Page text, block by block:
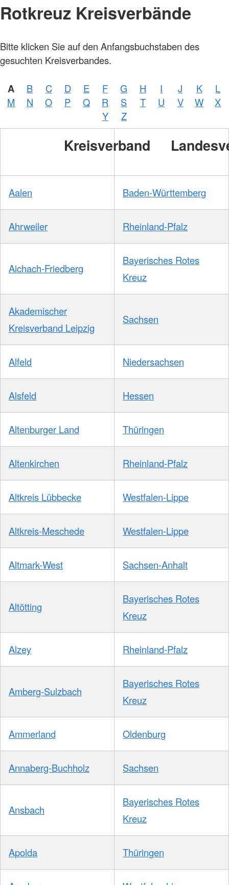
Rotkreuz Kreisverbände
Bitte klicken Sie auf den Anfangsbuchstaben des
gesuchten Kreisverbandes.
A B C D E F G H I J K
L
M
N O P Q R S T U V W
X
Y
Z
Kreisverband
Aalen Baden-Württemberg
Ahrweiler Rheinland-Pfalz
Aichach-Friedberg
Bayerisches Rotes
Kreuz
Akademischer
Kreisverband Leipzig
Sachsen
Alfeld Niedersachsen
Alsfeld Hessen
Altenburger Land Thüringen
Altenkirchen Rheinland-Pfalz
Altkreis Lübbecke Westfalen-Lippe
Altkreis-Meschede Westfalen-Lippe
Altmark-West Sachsen-Anhalt
Altötting
Bayerisches Rotes
Kreuz
Alzey Rheinland-Pfalz
Amberg-Sulzbach
Bayerisches Rotes
Kreuz
Ammerland Oldenburg
Annaberg-Buchholz Sachsen
Ansbach
Bayerisches Rotes
Kreuz
Apolda Thüringen
Foto:
Zelck /
GmbH